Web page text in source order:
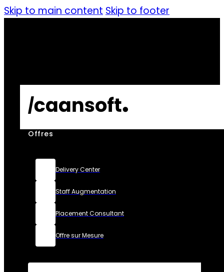
Skip to main content Skip to footer
Offres
Delivery Center
Staff Augmentation
Placement Consultant
Offre sur Mesure